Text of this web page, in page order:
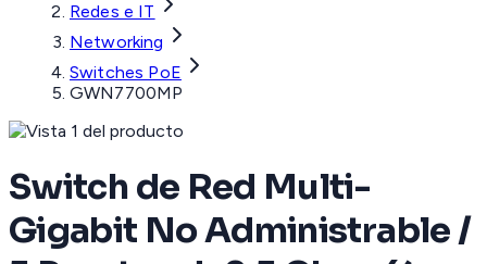
Redes e IT
Networking
Switches PoE
GWN7700MP
Switch de Red Multi-
Gigabit No Administrable /